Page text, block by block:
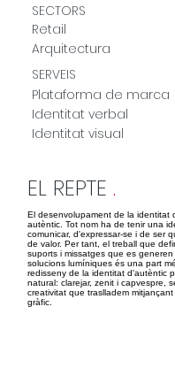
SECTORS
Retail
Arquitectura
SERVEIS
Plataforma de marca
Identitat verbal
Identitat visual
EL REPTE.
El desenvolupament de la identitat
autèntic. Tot nom ha de tenir una
comunicar, d'expressar-se i de ser
de valor. Per tant, el treball que
suports i missatges que es
solucions lumíniques és una part
redisseny de la identitat d'autèntic
natural: clarejar, zenit i capvespre,
creativitat que traslladem
gràfic.